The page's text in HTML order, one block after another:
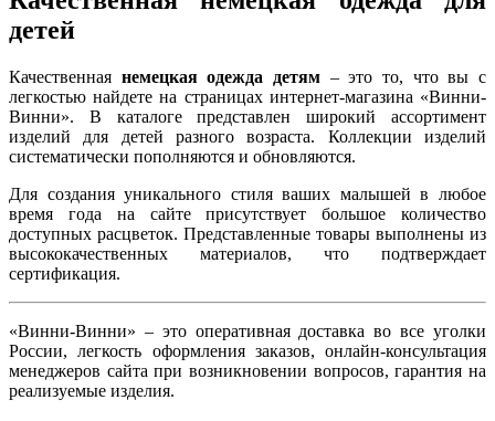
детей
Качественная немецкая одежда детям – это то, что вы с
легкостью найдете на страницах интернет-магазина «Винни-
Винни». В каталоге представлен широкий ассортимент
изделий для детей разного возраста. Коллекции изделий
систематически пополняются и обновляются.
Для создания уникального стиля ваших малышей в любое
время года на сайте присутствует большое количество
доступных расцветок. Представленные товары выполнены из
высококачественных материалов, что подтверждает
сертификация.
«Винни-Винни» – это оперативная доставка во все уголки
России, легкость оформления заказов, онлайн-консультация
менеджеров сайта при возникновении вопросов, гарантия на
реализуемые изделия.